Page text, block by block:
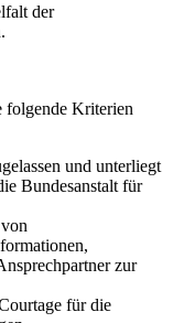
der
folgende Kriterien
und unterliegt
Bundesanstalt für
zur
für die